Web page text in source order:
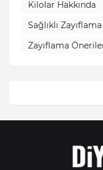
Kilolar Hakkında
Sağlıklı Zayıflama
Zayıflama